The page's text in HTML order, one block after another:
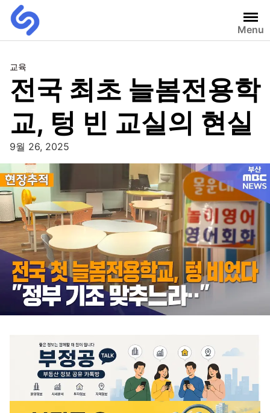
Menu
교육
전국 최초 늘봄전용학
교, 텅 빈 교실의 현실
9월 26, 2025